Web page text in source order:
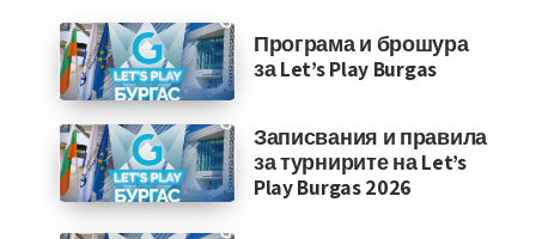
Програма и брошура
за Let’s Play Burgas
Записвания и правила
за турнирите на Let’s
Play Burgas 2026